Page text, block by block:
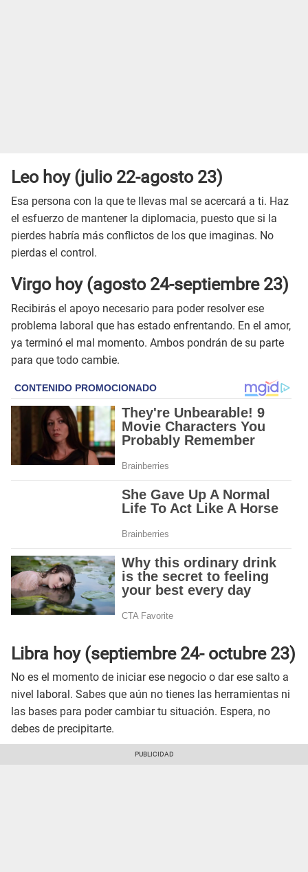
Leo hoy (julio 22-agosto 23)
Esa persona con la que te llevas mal se acercará a ti. Haz
el esfuerzo de mantener la diplomacia, puesto que si la
pierdes habría más conflictos de los que imaginas. No
pierdas el control.
Virgo hoy (agosto 24-septiembre 23)
Recibirás el apoyo necesario para poder resolver ese
problema laboral que has estado enfrentando. En el amor,
ya terminó el mal momento. Ambos pondrán de su parte
para que todo cambie.
Libra hoy (septiembre 24- octubre 23)
No es el momento de iniciar ese negocio o dar ese salto a
nivel laboral. Sabes que aún no tienes las herramientas ni
las bases para poder cambiar tu situación. Espera, no
debes de precipitarte.